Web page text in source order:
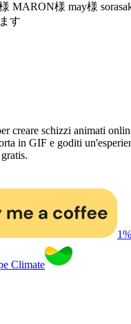
MARON様 may様
す
creare schizzi animati
in GIF e goditi
Climate